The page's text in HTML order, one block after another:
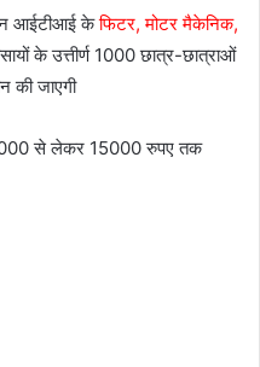
आईटीआई केफिटर, मोटर मैकेनिक,
के उत्तीर्ण 1000 छात्र-छात्राओं
जाएगी
से लेकर 15000 रुपए तक